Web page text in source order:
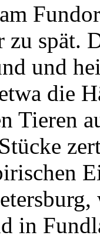
zu spät.
und
die
Tieren
in